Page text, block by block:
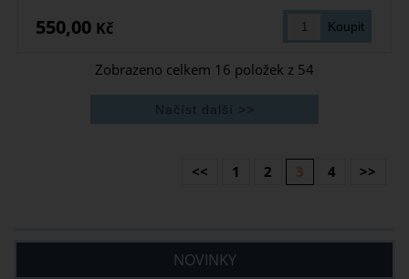
550,00 Kč
Zobrazeno celkem 16 položek z 54
<< 1 2 3 4 >>
NOVINKY